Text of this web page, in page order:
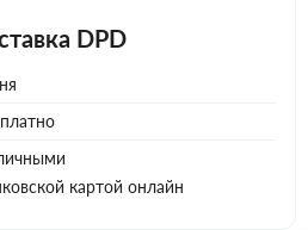
DPD
картой онлайн